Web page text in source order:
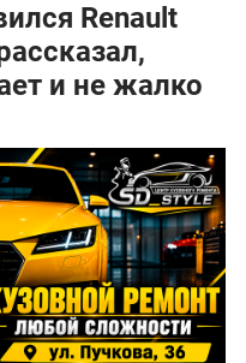
Renault
и не жалко